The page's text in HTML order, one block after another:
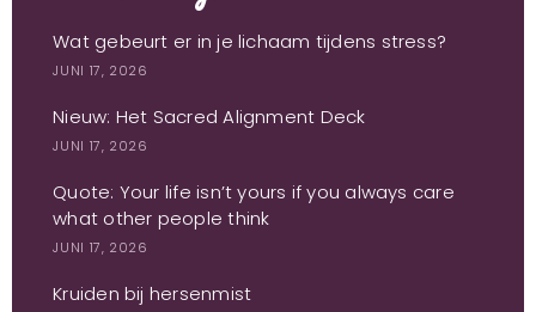
Wat gebeurt er in je lichaam tijdens stress?
JUNI 17, 2026
Nieuw: Het Sacred Alignment Deck
JUNI 17, 2026
Quote: Your life isn’t yours if you always care
what other people think
JUNI 17, 2026
Kruiden bij hersenmist